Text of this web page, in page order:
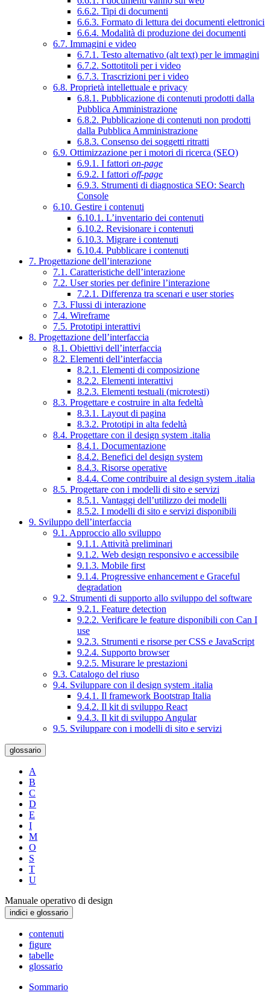
6.6.2. Tipi di documenti
6.6.3. Formato di lettura dei documenti elettronici
6.6.4. Modalità di produzione dei documenti
6.7. Immagini e video
6.7.1. Testo alternativo (alt text) per le immagini
6.7.2. Sottotitoli per i video
6.7.3. Trascrizioni per i video
6.8. Proprietà intellettuale e privacy
6.8.1. Pubblicazione di contenuti prodotti dalla
Pubblica Amministrazione
6.8.2. Pubblicazione di contenuti non prodotti
dalla Pubblica Amministrazione
6.8.3. Consenso dei soggetti ritratti
6.9. Ottimizzazione per i motori di ricerca (SEO)
6.9.1. I fattori on-page
6.9.2. I fattori off-page
6.9.3. Strumenti di diagnostica SEO: Search
Console
6.10. Gestire i contenuti
6.10.1. L’inventario dei contenuti
6.10.2. Revisionare i contenuti
6.10.3. Migrare i contenuti
6.10.4. Pubblicare i contenuti
7. Progettazione dell’interazione
7.1. Caratteristiche dell’interazione
7.2. User stories per definire l’interazione
7.2.1. Differenza tra scenari e user stories
7.3. Flussi di interazione
7.4. Wireframe
7.5. Prototipi interattivi
8. Progettazione dell’interfaccia
8.1. Obiettivi dell’interfaccia
8.2. Elementi dell’interfaccia
8.2.1. Elementi di composizione
8.2.2. Elementi interattivi
8.2.3. Elementi testuali (microtesti)
8.3. Progettare e costruire in alta fedeltà
8.3.1. Layout di pagina
8.3.2. Prototipi in alta fedeltà
8.4. Progettare con il design system .italia
8.4.1. Documentazione
8.4.2. Benefici del design system
8.4.3. Risorse operative
8.4.4. Come contribuire al design system .italia
8.5. Progettare con i modelli di sito e servizi
8.5.1. Vantaggi dell’utilizzo dei modelli
8.5.2. I modelli di sito e servizi disponibili
9. Sviluppo dell’interfaccia
9.1. Approccio allo sviluppo
9.1.1. Attività preliminari
9.1.2. Web design responsivo e accessibile
9.1.3. Mobile first
9.1.4. Progressive enhancement e Graceful
degradation
9.2. Strumenti di supporto allo sviluppo del software
9.2.1. Feature detection
9.2.2. Verificare le feature disponibili con Can I
use
9.2.3. Strumenti e risorse per CSS e JavaScript
9.2.4. Supporto browser
9.2.5. Misurare le prestazioni
9.3. Catalogo del riuso
9.4. Sviluppare con il design system .italia
9.4.1. Il framework Bootstrap Italia
9.4.2. Il kit di sviluppo React
9.4.3. Il kit di sviluppo Angular
9.5. Sviluppare con i modelli di sito e servizi
glossario
A
B
C
D
E
I
M
O
S
T
U
Manuale operativo di design
indici e glossario
contenuti
figure
tabelle
glossario
Sommario